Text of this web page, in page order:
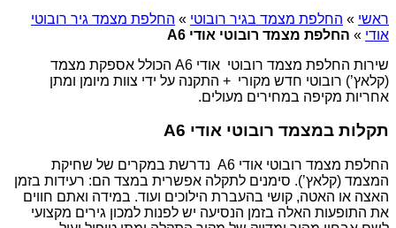
ראשי » החלפת מצמד בגיר רובוטי » החלפת מצמד גיר רובוטי
אודי » החלפת מצמד רובוטי אודי A6
שירות החלפת מצמד רובוטי אודי A6 הכולל אספקת מצמד
(קלאץ’) רובוטי חדש מקורי + התקנה על ידי צוות מיומן ומתן
אחריות מקיפה במחירים מעולים.
תקלות במצמד רובוטי אודי A6
החלפת מצמד רובוטי אודי A6 נדרשת במקרים של שחיקת
המצמד (קלאץ’). סימנים לתקלה אפשרית במצד הם: רעידות בזמן
האצה או האטה, קושי בהעברת הילוכים ועוד. במידה ואתם חווים
את התופעות האלה בזמן הנסיעה יש לפנות למכון גירים מקצועי